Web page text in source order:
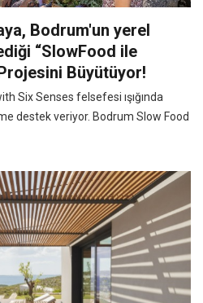
Bodrum'un yerel
“SlowFood ile
Büyütüyor!
Six Senses felsefesi ışığında
destek veriyor. Bodrum Slow Food